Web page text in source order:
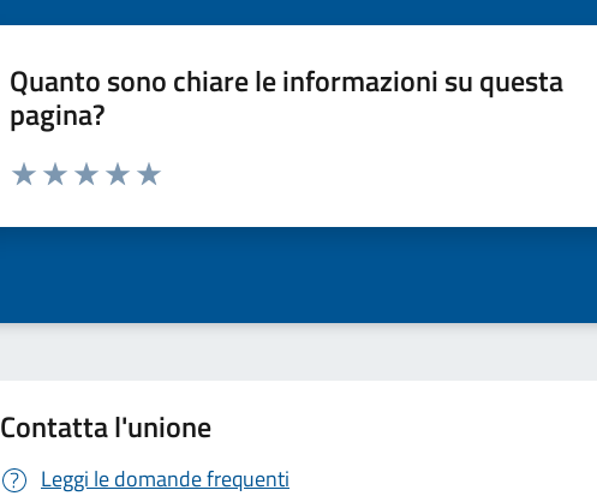
Quanto sono chiare le informazioni su questa
pagina?
Valuta da 1 a 5 stelle la pagina
Contatta l'unione
Leggi le domande frequenti